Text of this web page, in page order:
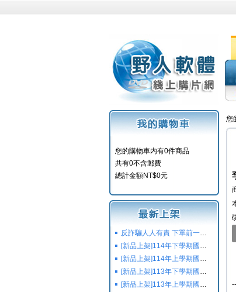
您的購物車内有0件商品
共有0不含郵費
總計金額NT$0元
反詐騙人人有責 下單前一定要注意
[新品上架]114年下學期國小國中高中命題光碟,校用卷,習作
[新品上架]114年上學期國小國中高中命題光碟,校用卷,習作
[新品上架]113年下學期國小國中高中命題光碟,校用卷,習作
[新品上架]113年上學期國小國中高中命題光碟,校用卷,習作
您